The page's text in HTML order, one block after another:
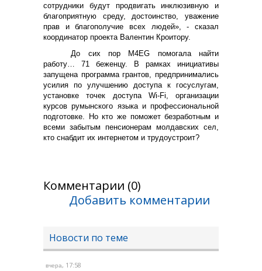
сотрудники будут продвигать инклюзивную и
благоприятную среду, достоинство, уважение
прав и благополучие всех людей», - сказал
координатор проекта Валентин Кроитору.
До сих пор M4EG помогала найти
работу… 71 беженцу. В рамках инициативы
запущена программа грантов, предпринимались
усилия по улучшению доступа к госуслугам,
установке точек доступа Wi-Fi, организации
курсов румынского языка и профессиональной
подготовке. Но кто же поможет безработным и
всеми забытым пенсионерам молдавских сел,
кто снабдит их интернетом и трудоустроит?
Комментарии (0)
Добавить комментарии
Новости по теме
вчера, 17:58